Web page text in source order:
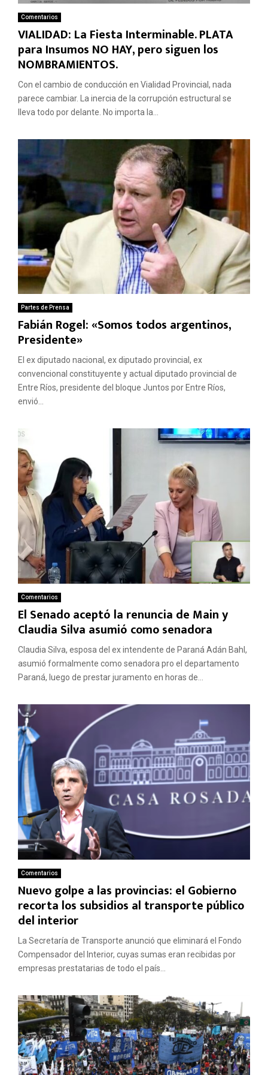
Comentarios
VIALIDAD: La Fiesta Interminable. PLATA
para Insumos NO HAY, pero siguen los
NOMBRAMIENTOS.
Con el cambio de conducción en Vialidad Provincial, nada
parece cambiar. La inercia de la corrupción estructural se
lleva todo por delante. No importa la...
Partes de Prensa
Fabián Rogel: «Somos todos argentinos,
Presidente»
El ex diputado nacional, ex diputado provincial, ex
convencional constituyente y actual diputado provincial de
Entre Ríos, presidente del bloque Juntos por Entre Ríos,
envió...
Comentarios
El Senado aceptó la renuncia de Main y
Claudia Silva asumió como senadora
Claudia Silva, esposa del ex intendente de Paraná Adán Bahl,
asumió formalmente como senadora pro el departamento
Paraná, luego de prestar juramento en horas de...
Comentarios
Nuevo golpe a las provincias: el Gobierno
recorta los subsidios al transporte público
del interior
La Secretaría de Transporte anunció que eliminará el Fondo
Compensador del Interior, cuyas sumas eran recibidas por
empresas prestatarias de todo el país...